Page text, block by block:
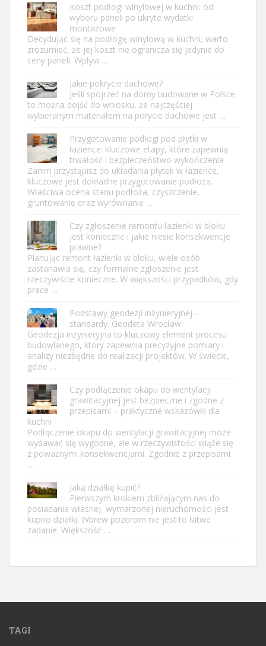
Koszt podłogi winylowej w kuchni: od
wyboru paneli po ukryte wydatki
montażowe
Decydując się na podłogę winylową w kuchni, warto
zrozumieć, że jej koszt nie ogranicza się jedynie do
ceny paneli. Wpływ …
Jakie pokrycie dachowe?
Jeśli spojrzeć na domy budowane w Polsce
to można dojść do wniosku, że najczęściej
wybieranym materiałem na porycie dachowe jest …
Przygotowanie podłogi pod płytki w
łazience: kluczowe etapy, które zapewnią
trwałość i bezpieczeństwo wykończenia
Zanim przystąpisz do układania płytek w łazience,
kluczowe jest dokładne przygotowanie podłoża.
Właściwa ocena stanu podłoża, czyszczenie,
gruntowanie oraz wyrównanie …
Czy zgłoszenie remontu łazienki w bloku
jest konieczne i jakie niesie konsekwencje
prawne?
Planując remont łazienki w bloku, wiele osób
zastanawia się, czy formalne zgłoszenie jest
rzeczywiście konieczne. W większości przypadków, gdy
prace …
Podstawy geodezji inżynieryjnej –
standardy. Geodeta Wrocław
Geodezja inżynieryjna to kluczowy element procesu
budowlanego, który zapewnia precyzyjne pomiary i
analizy niezbędne do realizacji projektów. W świecie,
gdzie …
Czy podłączenie okapu do wentylacji
grawitacyjnej jest bezpieczne i zgodne z
przepisami – praktyczne wskazówki dla
kuchni
Podłączenie okapu do wentylacji grawitacyjnej może
wydawać się wygodne, ale w rzeczywistości wiąże się
z poważnymi konsekwencjami. Zgodnie z przepisami
…
Jaką działkę kupić?
Pierwszym krokiem zbliżającym nas do
posiadania własnej, wymarzonej nieruchomości jest
kupno działki. Wbrew pozorom nie jest to łatwe
zadanie. Większość …
TAGI